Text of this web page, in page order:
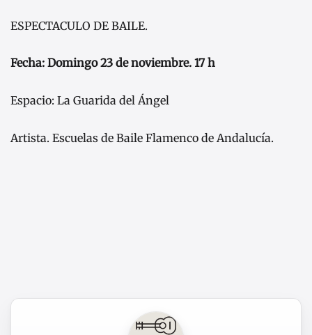
ESPECTACULO DE BAILE.
Fecha: Domingo 23 de noviembre. 17 h
Espacio: La Guarida del Ángel
Artista. Escuelas de Baile Flamenco de Andalucía.